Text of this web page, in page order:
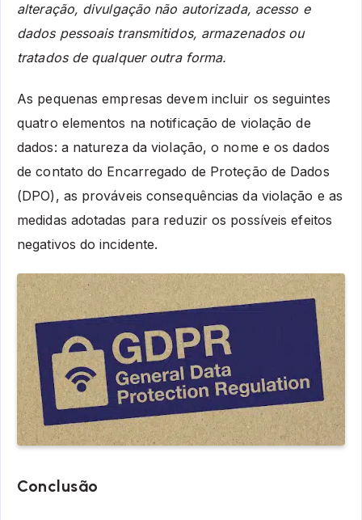
alteração, divulgação não autorizada, acesso e
dados pessoais transmitidos, armazenados ou
tratados de qualquer outra forma.
As pequenas empresas devem incluir os seguintes
quatro elementos na notificação de violação de
dados: a natureza da violação, o nome e os dados
de contato do Encarregado de Proteção de Dados
(DPO), as prováveis consequências da violação e as
medidas adotadas para reduzir os possíveis efeitos
negativos do incidente.
Conclusão